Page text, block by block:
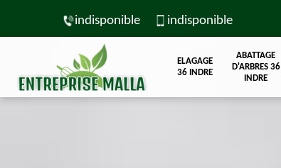
indisponible indisponible
ELAGAGE
36 INDRE
ABATTAGE
D'ARBRES 36
INDRE